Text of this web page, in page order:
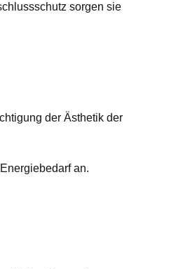
sorgen sie
der Ästhetik der
an.